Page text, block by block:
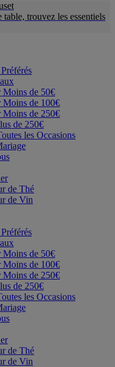
trouvez les essentiels
Moins de 50€
Moins de 100€
Moins de 250€
de 250€
les Occasions
de Thé
de Vin
Moins de 50€
Moins de 100€
Moins de 250€
de 250€
les Occasions
de Thé
de Vin